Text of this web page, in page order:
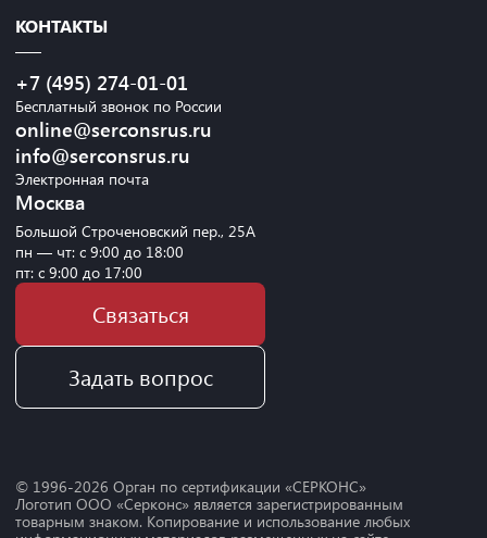
КОНТАКТЫ
+7 (495) 274-01-01
Бесплатный звонок по России
online@serconsrus.ru
info@serconsrus.ru
Электронная почта
Москва
Большой Строченовский пер., 25А
пн — чт: с 9:00 до 18:00
пт: с 9:00 до 17:00
Связаться
Задать вопрос
© 1996-2026 Орган по сертификации «СЕРКОНС»
Логотип ООО «Серконс» является зарегистрированным
товарным знаком. Копирование и использование любых